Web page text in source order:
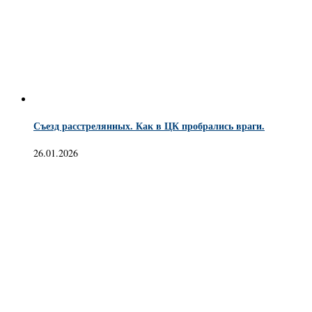
Съезд расстрелянных. Как в ЦК пробрались враги.
26.01.2026